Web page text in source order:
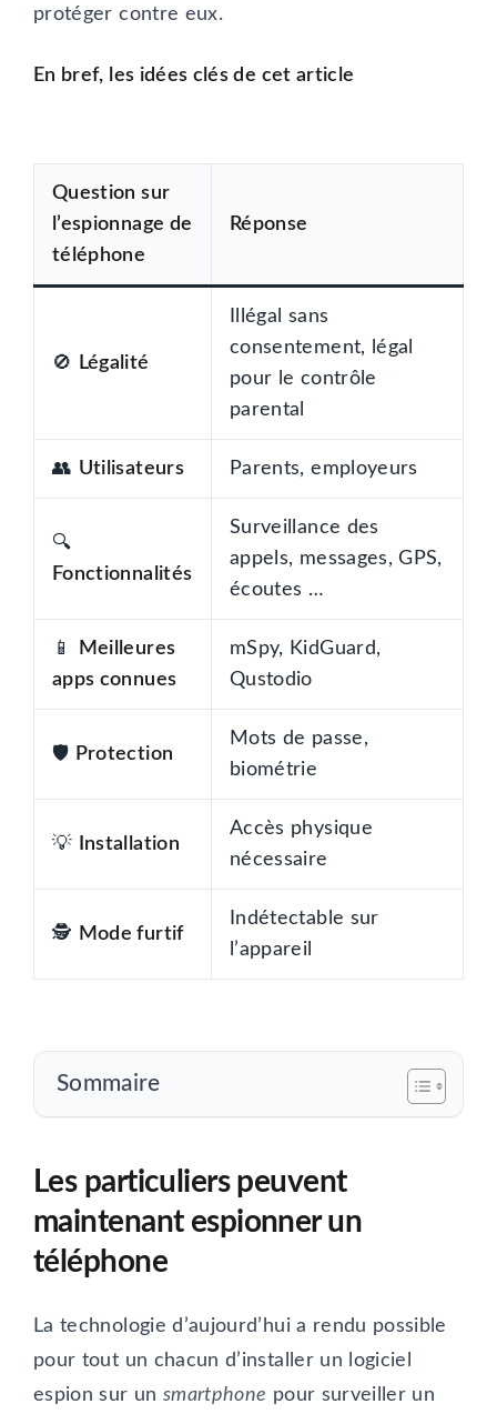
protéger contre eux.
En bref, les idées clés de cet article
Question sur
l’espionnage de
téléphone
Réponse
🚫 Légalité
Illégal sans
consentement, légal
pour le contrôle
parental
👥 Utilisateurs Parents, employeurs
🔍
Fonctionnalités
Surveillance des
appels, messages, GPS,
écoutes …
📱
Meilleures
apps connues
mSpy, KidGuard,
Qustodio
🛡️ Protection
Mots de passe,
biométrie
💡 Installation
Accès physique
nécessaire
🕵️ Mode furtif
Indétectable sur
l’appareil
Sommaire
Les particuliers peuvent
maintenant espionner un
téléphone
La technologie d’aujourd’hui a rendu possible
pour tout un chacun d’installer un logiciel
espion sur un smartphone pour surveiller un